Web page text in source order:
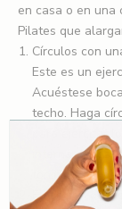
en casa o en una
Pilates que
Círculos con
Este es un
Acuéstese
techo. Haga
para ejercitar
interna de los
tonificar de
Elevación de